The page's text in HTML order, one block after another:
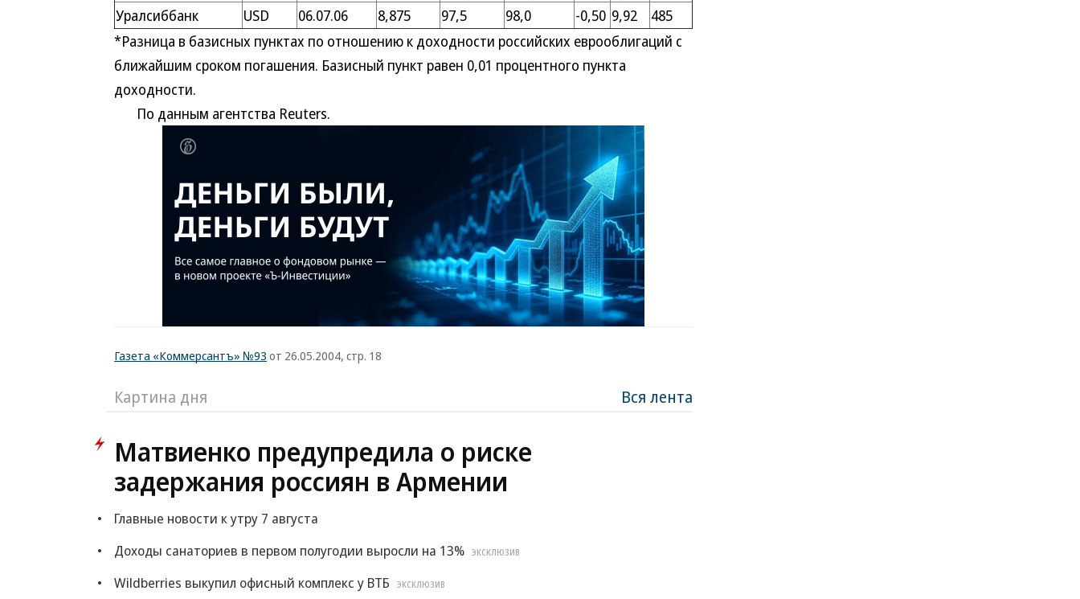
Уралсиббанк
USD 06.07.06 8,875 97,5 98,0 -0,50 9,92
485
*Разница в базисных пунктах по отношению к доходности российских еврооблигаций с
ближайшим сроком погашения. Базисный пункт равен 0,01 процентного пункта
доходности.
По данным агентства Reuters.
Газета «Коммерсантъ» №93 от 26.05.2004, стр. 18
Картина дня Вся лента
Матвиенко предупредила о риске
задержания россиян в Армении
Главные новости к утру 7 августа
Доходы санаториев в первом полугодии выросли на 13%
ЭКСКЛЮЗИВ
Wildberries выкупил офисный комплекс у ВТБ ЭКСКЛЮЗИВ